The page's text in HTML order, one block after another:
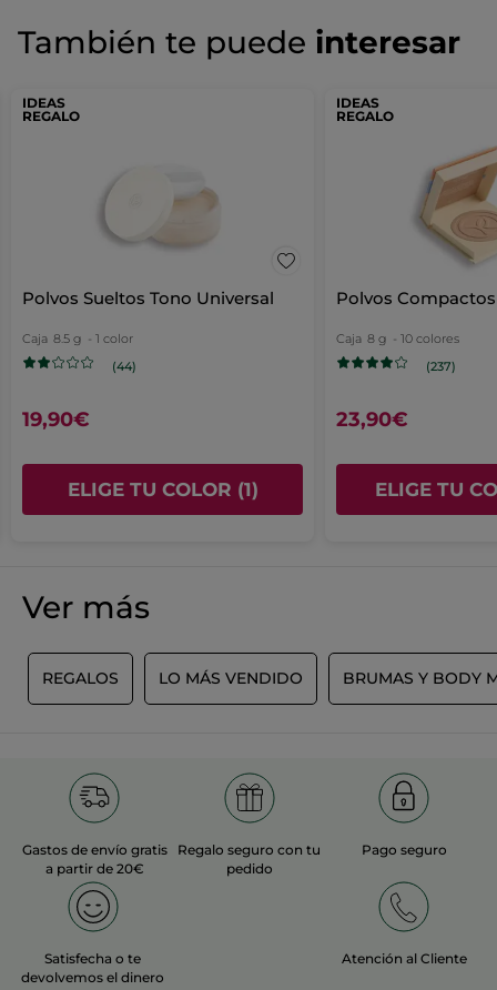
☆☆☆☆☆
☆☆☆☆☆
No
de
También te puede interesar
IDEAS
REGALO
Polvos Sueltos Tono Universal
Caja 8.5 g - 1 color
(44)
19,90€
ELIGE TU COLOR (1)
IDEAS
REGALO
Polvos Compactos
Caja 8 g - 10 colores
(237)
23,90€
ELIGE TU
Ver más
REGALOS LO MÁS VENDIDO BRUMAS Y BODY
Gastos de envío gratis
a partir de 20€
Regalo seguro con tu
pedido
Pago seguro
Satisfecha o te
devolvemos el dinero
Atención al Cliente